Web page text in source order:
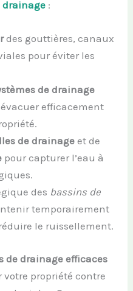
drainage :
des gouttières, canaux
pour éviter les
de drainage
efficacement
de drainage et de
pour capturer l’eau à
des bassins de
temporairement
le ruissellement.
de drainage efficaces
votre propriété contre